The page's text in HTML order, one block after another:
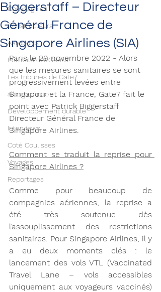
Compagnies
Constructeurs
Aéroports
Portraits d'AvGeeks
Les tribunes de Gate7
album photo
Développement durable
Interviews
Coté Coulisses
Voyages
Reportages
Biggerstaff – Directeur
Général France de
Singapore Airlines (SIA)
Paris le 29 novembre 2022 - Alors
que les mesures sanitaires se sont
progressivement levées entre
Singapour et la France, Gate7 fait le
point avec Patrick Biggerstaff
Directeur Général France de
Singapore Airlines.
Comment se traduit la reprise pour
Singapore Airlines ?
Comme pour beaucoup de
compagnies aériennes, la reprise a
été très soutenue dès
l’assouplissement des restrictions
sanitaires. Pour Singapore Airlines, il y
a eu deux moments clés : le
lancement des vols VTL (Vaccinated
Travel Lane – vols accessibles
uniquement aux voyageurs vaccinés)